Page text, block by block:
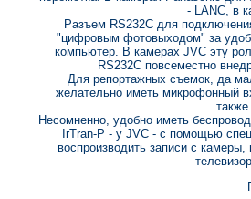
- LANC, в
Разъем RS232C для
"цифровым фотовыходом" за
компьютер. В камерах JVC эту
RS232C повсеместно
Для репортажных съемок, да
желательно иметь микрофонный
Несомненно, удобно иметь
IrTran-P - у JVC - с помощью
воспроизводить записи с